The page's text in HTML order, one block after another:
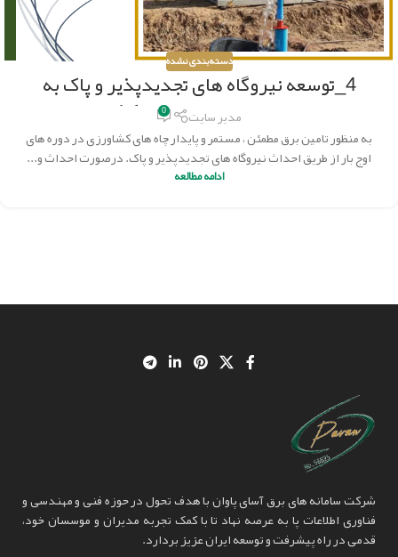
دسته‌بندی نشده
4_توسعه نیروگاه های تجدیدپذیر و پاک به
منظور تامین برق چاه های کشاورزی
مدیر سایت 0
به منظور تامین برق مطمئن ، مستمر و پایدار چاه های کشاورزی در دوره های
اوج بار از طریق احداث نیروگاه های تجدیدپذیر و پاک. درصورت احداث و...
ادامه مطالعه
شرکت سامانه های برق آسای پاوان با هدف تحول در حوزه فنی و مهندسی و
فناوری اطلاعات پا به عرصه نهاد تا با کمک تجربه مدیران و موسسان خود،
قدمی در راه پیشرفت و توسعه ایران عزیز بردارد.